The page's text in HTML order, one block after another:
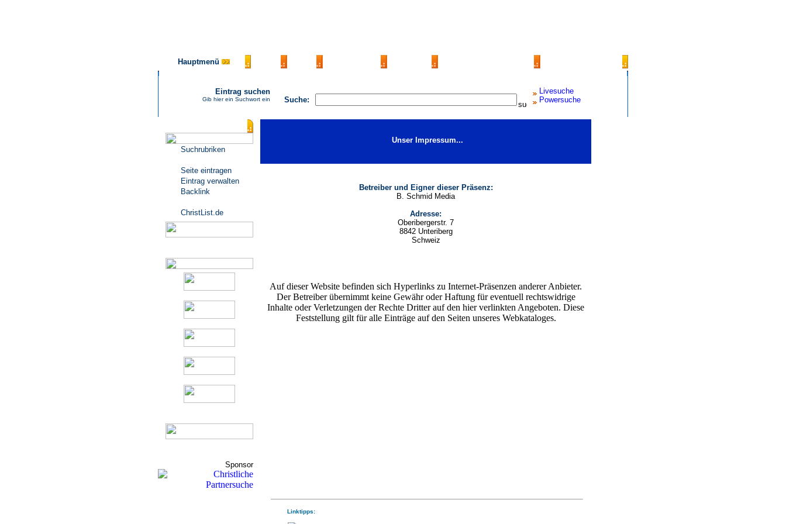
Hauptmenü
Suche:
Livesuche
Powersuche
Eintrag suchen
Gib hier ein Suchwort ein
Suchrubriken
Seite eintragen
Eintrag verwalten
Backlink
ChristList.de
Sponsor
Unser Impressum...
Betreiber und Eigner dieser Präsenz:
B. Schmid Media
Adresse:
Oberibergerstr. 7
8842 Unteriberg
Schweiz
Auf dieser Website befinden sich Hyperlinks zu Internet-Präsenzen anderer Anbieter.
Der Betreiber übernimmt keine Gewähr oder Haftung für eventuell rechtswidrige
Inhalte oder Verletzungen der Rechte Dritter auf den hier verlinkten Angeboten. Diese
Feststellung gilt für alle Einträge auf den Seiten unseres Webkataloges.
Linktipps: